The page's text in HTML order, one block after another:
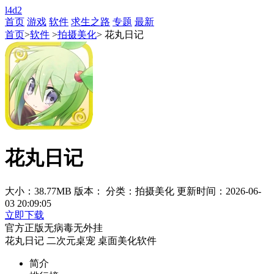
l4d2
首页 游戏 软件 求生之路 专题 最新
首页>软件 >拍摄美化> 花丸日记
花丸日记
大小：38.77MB 版本： 分类：拍摄美化 更新时间：2026-06-
03 20:09:05
立即下载
官方正版无病毒无外挂
花丸日记 二次元桌宠 桌面美化软件
简介